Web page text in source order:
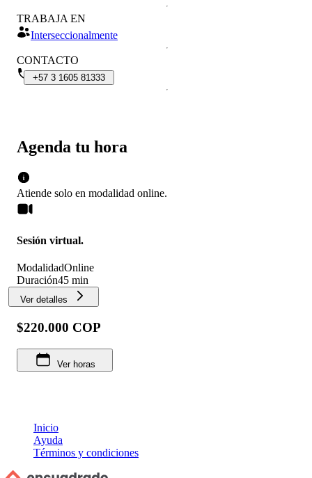
Agenda tu hora
Atiende solo en modalidad online.
Sesión virtual.
ModalidadOnline
Duración45 min
Ver detalles
$220.000 COP
Ver horas
TRABAJA EN
Interseccionalmente
CONTACTO
+57 3 1605 81333
Inicio
Ayuda
Términos y condiciones